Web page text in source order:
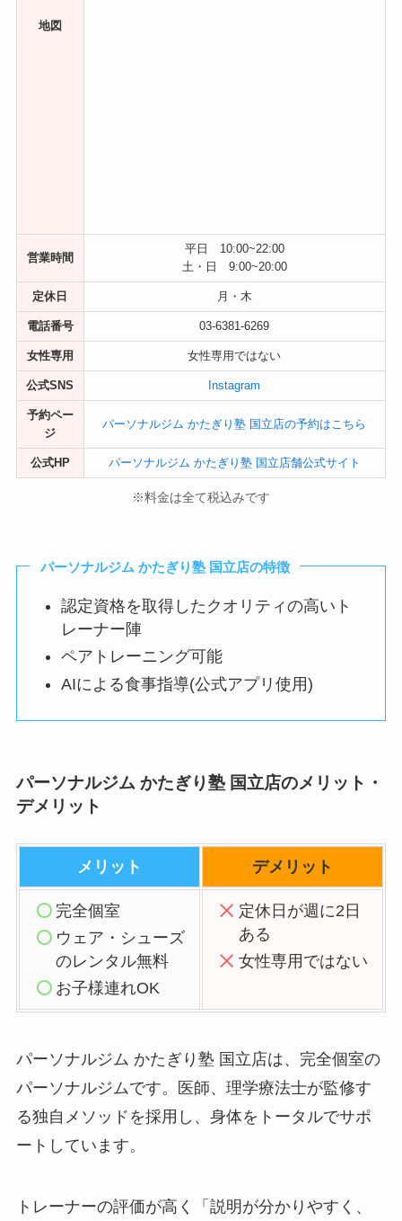
地図
営業時間
平日 10:00~22:00
土・日 9:00~20:00
定休日 月・木
電話番号 03-6381-6269
女性専用 女性専用ではない
公式SNS Instagram
予約ペー
ジ
パーソナルジム かたぎり塾 国立店の予約はこちら
公式HP パーソナルジム かたぎり塾 国立店舗公式サイト
※料金は全て税込みです
パーソナルジム かたぎり塾 国立店の特徴
認定資格を取得したクオリティの高いト
レーナー陣
ペアトレーニング可能
AIによる食事指導(公式アプリ使用)
パーソナルジム かたぎり塾 国立店のメリット・
デメリット
メリット デメリット
完全個室
ウェア・シューズ
のレンタル無料
お子様連れOK
定休日が週に2日
ある
女性専用ではない
パーソナルジム かたぎり塾 国立店は、完全個室の
パーソナルジムです。医師、理学療法士が監修す
る独自メソッドを採用し、身体をトータルでサポ
ートしています。
トレーナーの評価が高く「説明が分かりやすく、